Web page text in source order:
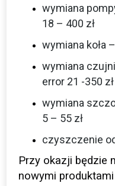
wymiana
18 – 400 zł
wymiana koła
wymiana
error 21 -350 zł
wymiana
5 – 55 zł
czyszczenie
Przy okazji będzie
nowymi